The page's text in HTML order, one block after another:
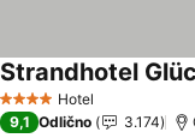
4 ZvezdiceHotel
Strandhotel
9,1 Odlično 3.174